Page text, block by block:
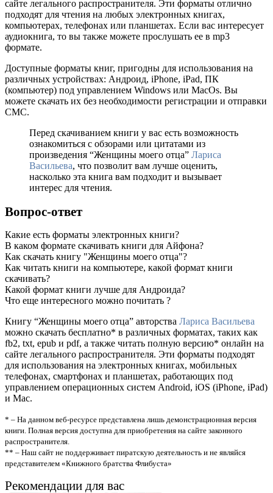
сайте легального распространителя. Эти форматы отлично
подходят для чтения на любых электронных книгах,
компьютерах, телефонах или планшетах. Если вас интересует
аудиокнига, то вы также можете прослушать ее в mp3
формате.
Доступные форматы книг, пригодны для использования на
различных устройствах: Андроид, iPhone, iPad, ПК
(компьютер) под управлением Windows или MacOs. Вы
можете скачать их без необходимости регистрации и отправки
СМС.
Перед скачиванием книги у вас есть возможность
ознакомиться с обзорами или цитатами из
произведения “Женщины моего отца” Лариса
Васильева, что позволит вам лучше оценить,
насколько эта книга вам подходит и вызывает
интерес для чтения.
Вопрос-ответ
Какие есть форматы электронных книги?
В каком формате скачивать книги для Айфона?
Как скачать книгу "Женщины моего отца"?
Как читать книги на компьютере, какой формат книги
скачивать?
Какой формат книги лучше для Андроида?
Что еще интересного можно почитать ?
Книгу “Женщины моего отца” авторства Лариса Васильева
можно скачать бесплатно* в различных форматах, таких как
fb2, txt, epub и pdf, а также читать полную версию* онлайн на
сайте легального распространителя. Эти форматы подходят
для использования на электронных книгах, мобильных
телефонах, смартфонах и планшетах, работающих под
управлением операционных систем Android, iOS (iPhone, iPad)
и Mac.
* – На данном веб-ресурсе представлена лишь демонстрационная версия
книги. Полная версия доступна для приобретения на сайте законного
распространителя.
** – Наш сайт не поддерживает пиратскую деятельность и не являйся
представителем «Книжного братства Флибуста»
Рекомендации для вас